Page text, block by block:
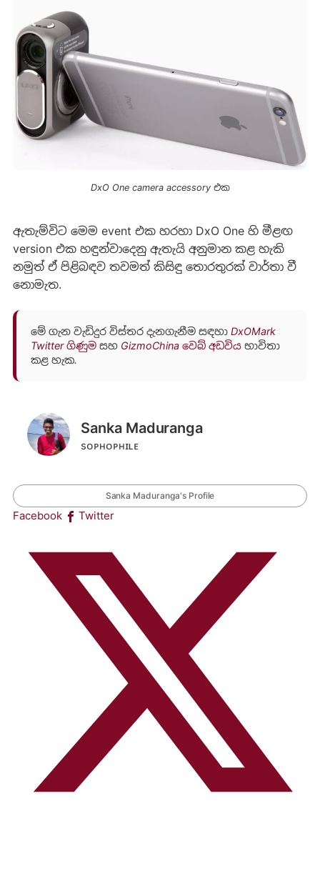
DxO One camera accessory එක
ඇතැම්විට මෙම event එක හරහා DxO One හි මීළඟ
version එක හඳුන්වාදෙනු ඇතැයි අනුමාන කළ හැකි
නමුත් ඒ පිළිබඳව තවමත් කිසිඳු තොරතුරක් වාර්තා වී
නොමැත.
මේ ගැන වැඩිදුර විස්තර දැනගැනීම සඳහා DxOMark
Twitter ගිණුමසහ GizmoChina වෙබ් අඩවියභාවිතා
කළ හැක.
Sanka Maduranga
sᴏᴘʜᴏᴘʜɪʟᴇ
Sanka Maduranga's Profile
Facebook Twitter